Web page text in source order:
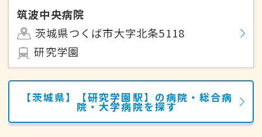
筑波中央病院
茨城県つくば市大字北条5118
研究学園
【茨城県】【研究学園駅】の病院・総合病
院・大学病院を探す